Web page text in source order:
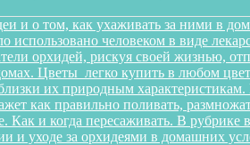
и о том, как ухаживать за ними в
использовано человеком в виде
орхидей, рискуя своей жизнью,
Цветы легко купить в любом
их природным
как правильно поливать,
Как и когда пересаживать. В
и уходе за орхидеями в домашних